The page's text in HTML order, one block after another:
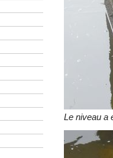
Le niveau a